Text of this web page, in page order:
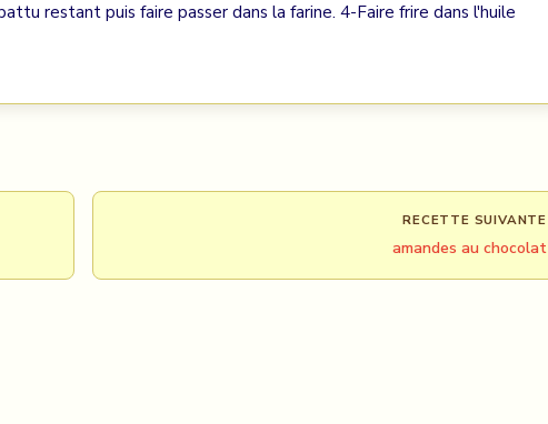
restant puis faire passer dans la farine. 4-Faire frire dans l'huile
RECETTE SUIVANTE
amandes au chocolat